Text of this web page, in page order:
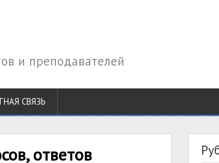
и преподавателей
СВЯЗЬ
ответов